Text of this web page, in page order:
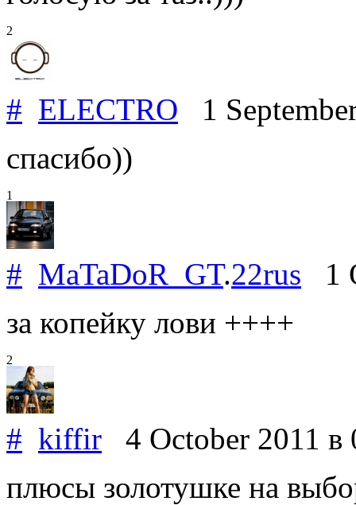
2
# ELECTRO 1
спасибо))
1
# MaTaDoR_GT.22rus 1
за копейку лови ++++
2
# kiffir 4 October 2011 в
плюсы золотушке на